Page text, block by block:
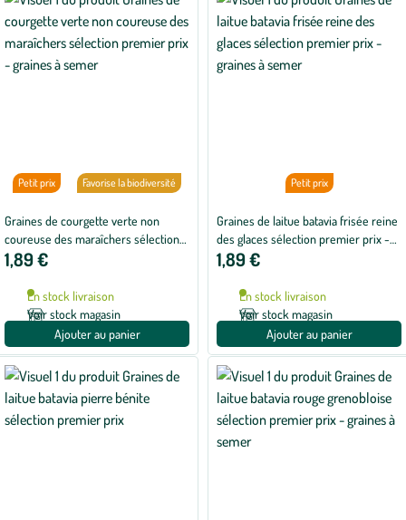
Petit prix Favorise la biodiversité
Graines de courgette verte non
coureuse des maraîchers sélection
premier prix - graines à semer
1,89 €
En stock livraison
Voir stock magasin
Ajouter au panier
Petit prix
Graines de laitue batavia frisée reine
des glaces sélection premier prix -
graines à semer
1,89 €
En stock livraison
Voir stock magasin
Ajouter au panier